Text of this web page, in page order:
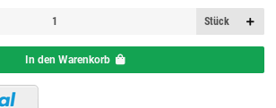
Stück
In den Warenkorb